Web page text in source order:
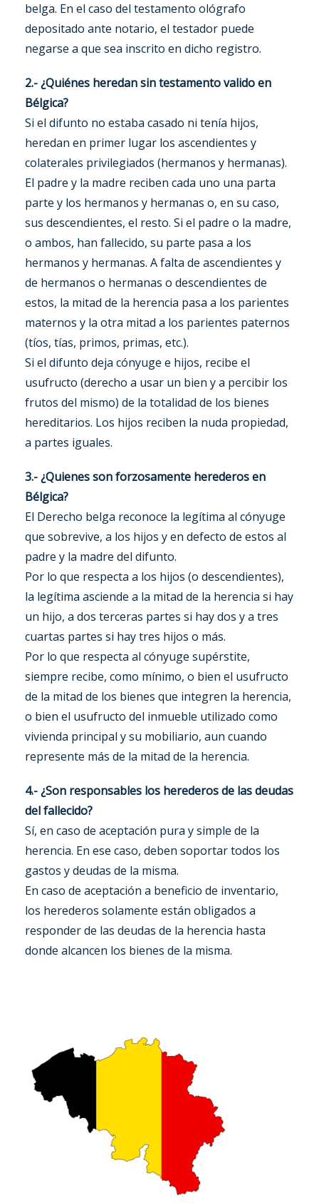
belga. En el caso del testamento ológrafo
depositado ante notario, el testador puede
negarse a que sea inscrito en dicho registro.
2.- ¿Quiénes heredan sin testamento valido en
Bélgica?
Si el difunto no estaba casado ni tenía hijos,
heredan en primer lugar los ascendientes y
colaterales privilegiados (hermanos y hermanas).
El padre y la madre reciben cada uno una parta
parte y los hermanos y hermanas o, en su caso,
sus descendientes, el resto. Si el padre o la madre,
o ambos, han fallecido, su parte pasa a los
hermanos y hermanas. A falta de ascendientes y
de hermanos o hermanas o descendientes de
estos, la mitad de la herencia pasa a los parientes
maternos y la otra mitad a los parientes paternos
(tíos, tías, primos, primas, etc.).
Si el difunto deja cónyuge e hijos, recibe el
usufructo (derecho a usar un bien y a percibir los
frutos del mismo) de la totalidad de los bienes
hereditarios. Los hijos reciben la nuda propiedad,
a partes iguales.
3.- ¿Quienes son forzosamente herederos en
Bélgica?
El Derecho belga reconoce la legítima al cónyuge
que sobrevive, a los hijos y en defecto de estos al
padre y la madre del difunto.
Por lo que respecta a los hijos (o descendientes),
la legítima asciende a la mitad de la herencia si hay
un hijo, a dos terceras partes si hay dos y a tres
cuartas partes si hay tres hijos o más.
Por lo que respecta al cónyuge supérstite,
siempre recibe, como mínimo, o bien el usufructo
de la mitad de los bienes que integren la herencia,
o bien el usufructo del inmueble utilizado como
vivienda principal y su mobiliario, aun cuando
represente más de la mitad de la herencia.
4.- ¿Son responsables los herederos de las deudas
del fallecido?
Sí, en caso de aceptación pura y simple de la
herencia. En ese caso, deben soportar todos los
gastos y deudas de la misma.
En caso de aceptación a beneficio de inventario,
los herederos solamente están obligados a
responder de las deudas de la herencia hasta
donde alcancen los bienes de la misma.